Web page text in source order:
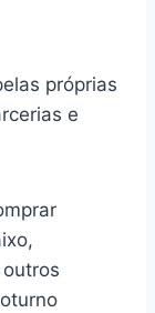
próprias
e